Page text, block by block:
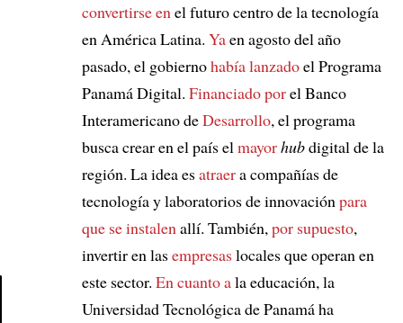
convertirse en el futuro centro de la tecnología
en América Latina. Yaen agosto del año
pasado, el gobiernohabía lanzadoel Programa
Panamá Digital. Financiado porel Banco
Interamericano deDesarrollo, el programa
busca crear en el país el mayorhubdigital de la
región. La idea esatraera compañías de
tecnología y laboratorios de innovación para
que se instalen allí. También, por supuesto,
invertir en lasempresaslocales que operan en
este sector. En cuanto ala educación, la
Universidad Tecnológica de Panamá ha